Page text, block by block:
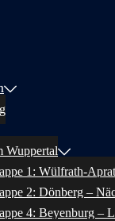
Wuppertal
1: Wülfrath-
2: Dönberg –
4: Beyenburg –